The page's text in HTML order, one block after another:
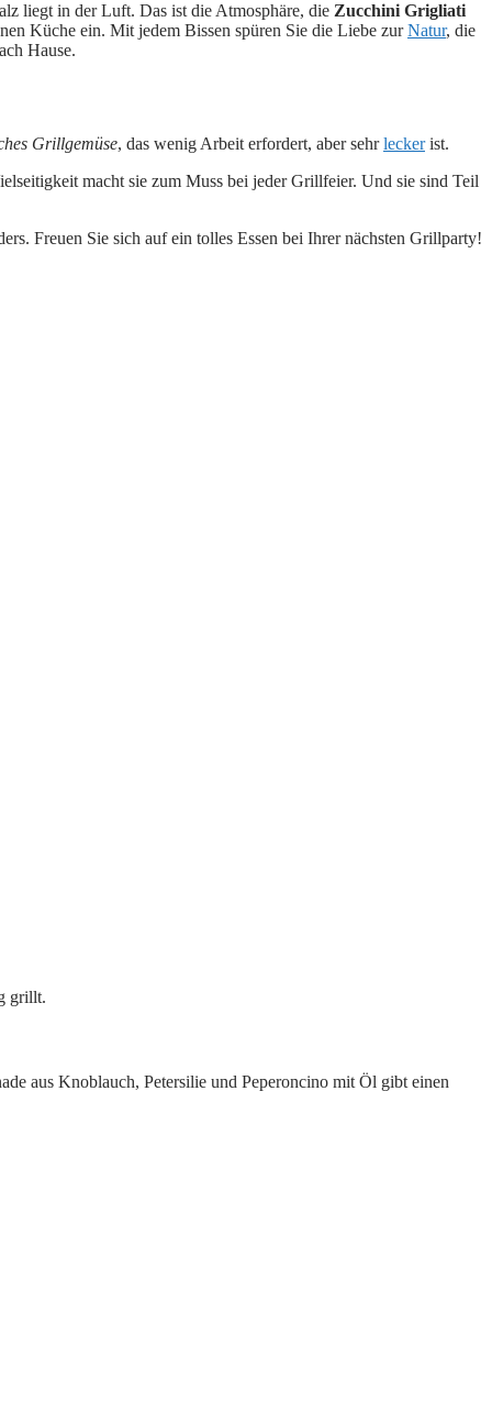
liegt in der Luft. Das ist die Atmosphäre, die Zucchini Grigliati
Küche ein. Mit jedem Bissen spüren Sie die Liebe zurNatur, die
Hause.
Grillgemüse, das wenig Arbeit erfordert, aber sehrleckerist.
macht sie zum Muss bei jeder Grillfeier. Und sie sind Teil
Freuen Sie sich auf ein tolles Essen bei Ihrer nächsten Grillparty!
grillt.
aus Knoblauch, Petersilie und Peperoncino mit Öl gibt einen